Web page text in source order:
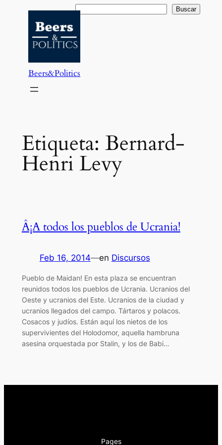
contenido
Buscar Buscar
Beers&Politics
Etiqueta: Bernard-
Henri Levy
Â¡A todos los pueblos de Ucrania!
Feb 16, 2014—en Discursos
Pueblo de Maidan! En esta plaza se encuentran
reunidos todos los pueblos de Ucrania. Ucranios del
Oeste y ucranios del Este. Ucranios de la ciudad y
ucranios llegados del campo. Tártaros y polacos.
Cosacos y judíos. Están aquí los nietos de los
supervivientes del Holodomor, aquella hambruna
asesina orquestada por Stalin, y los de Babi…
Pages